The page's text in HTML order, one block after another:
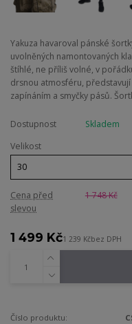
Yakuza havaroval pánské
uvolněných namontovaných
štíhlé, ne příliš volné, v
drsnou atmosféru,
zapínáním a smyčky pásů.
Dostupnost
Skladem
Velikost
Cena před
slevou
1 748 Kč
1 499 Kč1 239 Kčbez DPH
Číslo produktu: